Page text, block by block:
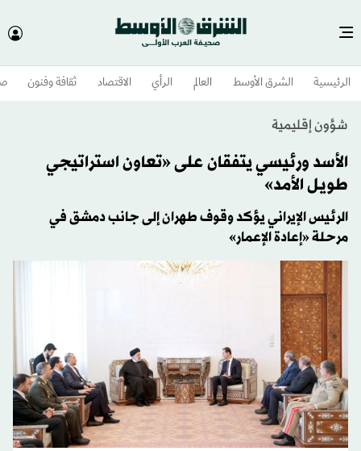
الرئيسية الشرق الأوسط​ العالم الرأي الاقتصاد ثقافة وفنون
شؤون إقليمية
الأسد ورئيسي يتفقان على «تعاون استراتيجي
طويل الأمد»
الرئيس الإيراني يؤكد وقوف طهران إلى جانب دمشق في
مرحلة «إعادة الإعمار»